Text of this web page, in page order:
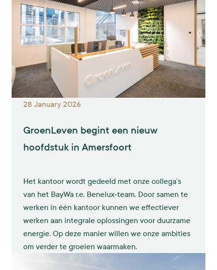
28 January 2026
GroenLeven begint een nieuw
hoofdstuk in Amersfoort
Het kantoor wordt gedeeld met onze collega’s
van het BayWa r.e. Benelux-team. Door samen te
werken in één kantoor kunnen we effectiever
werken aan integrale oplossingen voor duurzame
energie. Op deze manier willen we onze ambities
om verder te groeien waarmaken.